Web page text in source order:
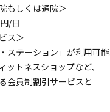
もしくは通院＞
/日
ス＞
ステーション」が利用可能
ットネスショップなど、
会員制割引サービスと